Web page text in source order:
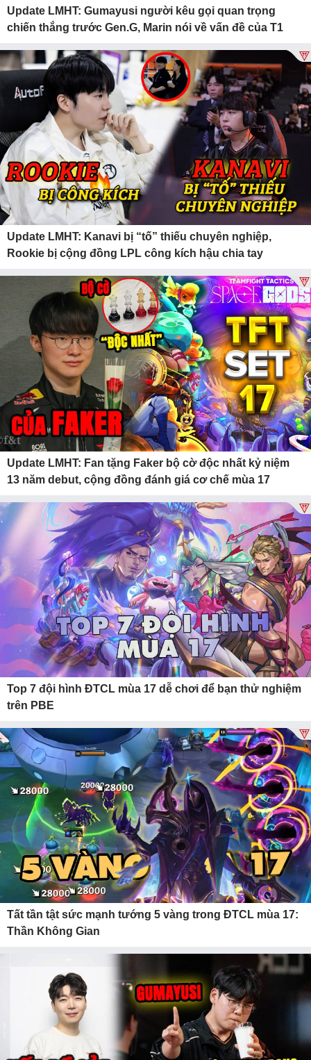
Update LMHT: Gumayusi người kêu gọi quan trọng
chiến thắng trước Gen.G, Marin nói về vấn đề của T1
Update LMHT: Kanavi bị “tố” thiếu chuyên nghiệp,
Rookie bị cộng đồng LPL công kích hậu chia tay
Update LMHT: Fan tặng Faker bộ cờ độc nhất kỷ niệm
13 năm debut, cộng đồng đánh giá cơ chế mùa 17
Top 7 đội hình ĐTCL mùa 17 dễ chơi để bạn thử nghiệm
trên PBE
Tất tần tật sức mạnh tướng 5 vàng trong ĐTCL mùa 17:
Thần Không Gian